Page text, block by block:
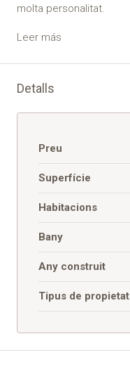
molta personalitat.
Leer más
Detalls
Preu
Superfície
Habitacions
Bany
Any construit
Tipus de propietat